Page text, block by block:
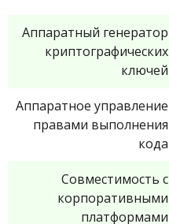
Аппаратный генератор
криптографических
ключей
Аппаратное управление
правами выполнения
кода
Совместимость с
корпоративными
платформами